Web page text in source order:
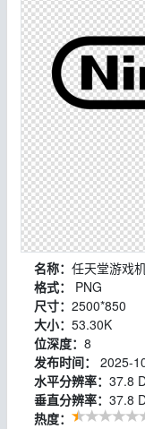
名称：任天堂游戏
格式：
PNG
尺寸：2500*850
大小：53.30K
位深度：8
发布时间：
2025-
水平分辨率：37.8
垂直分辨率：37.8
热度：